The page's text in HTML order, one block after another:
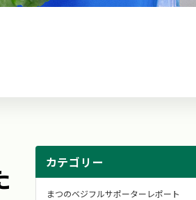
カテゴリー
まつのベジフルサポーターレポート